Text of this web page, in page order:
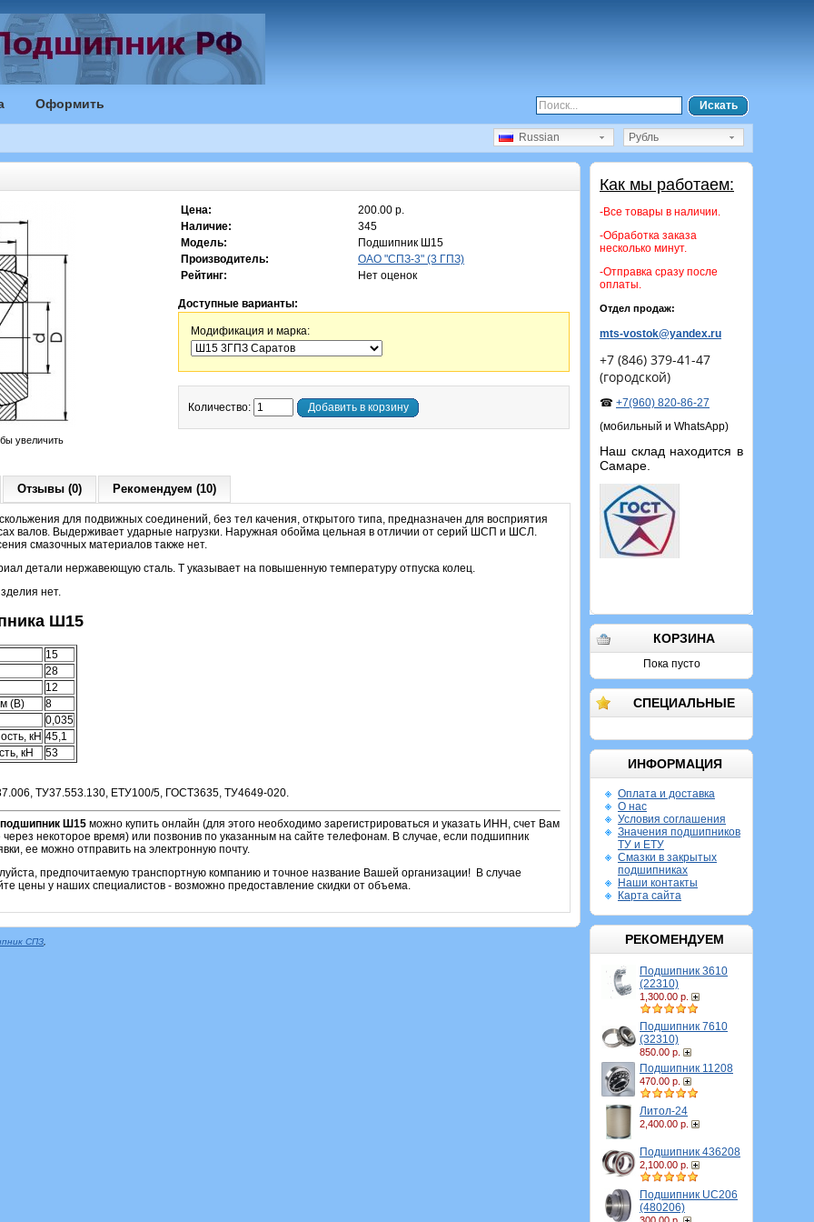
Оформить Искать
Рубль
Russian
Как мы работаем:
-Все товары в наличии.
-Обработка заказа
несколько минут.
-Отправка сразу после
оплаты.
Отдел продаж:
mts-vostok@yandex.ru
+7 (846) 379-41-47
(городской)
☎ +7(960) 820-86-27
(мобильный и WhatsApp)
Наш склад находится в
Самаре.
КОРЗИНА
Пока пусто
СПЕЦИАЛЬНЫЕ
ИНФОРМАЦИЯ
Оплата и доставка
О нас
Условия соглашения
Значения подшипников
ТУ и ЕТУ
Смазки в закрытых
подшипниках
Наши контакты
Карта сайта
РЕКОМЕНДУЕМ
Подшипник 3610
(22310)
1,300.00 р.
Подшипник 7610
(32310)
850.00 р.
Подшипник 11208
470.00 р.
Литол-24
2,400.00 р.
Подшипник 436208
2,100.00 р.
Подшипник UC206
(480206)
увеличить
Цена:
200.00 р.
Наличие:
345
Модель:
Подшипник Ш15
Производитель:
ОАО "СПЗ-3" (3 ГПЗ)
Рейтинг:
Нет оценок
Доступные варианты:
Модификация и марка:
Количество: Добавить в корзину
Отзывы (0) Рекомендуем (10)
для подвижных соединений, без тел качения, открытого типа, предназначен для восприятия
валов. Выдерживает ударные нагрузки. Наружная обойма цельная в отличии от серий ШСП и ШСЛ.
смазочных материалов также нет.
детали нержавеющую сталь. Т указывает на повышенную температуру отпуска колец.
нет.
Ш15
15
28
12
(B)
8
0,035
кН 45,1
кН
53
ТУ37.553.130, ЕТУ100/5, ГОСТ3635, ТУ4649-020.
подшипник Ш15 можно купить онлайн (для этого необходимо зарегистрироваться и указать ИНН, счет Вам
через некоторое время) или позвонив по указанным на сайте телефонам. В случае, если подшипник
ее можно отправить на электронную почту.
предпочитаемую транспортную компанию и точное название Вашей организации! В случае
цены у наших специалистов - возможно предоставление скидки от объема.
СПЗ